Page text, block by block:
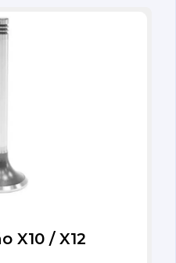
X10 / X12